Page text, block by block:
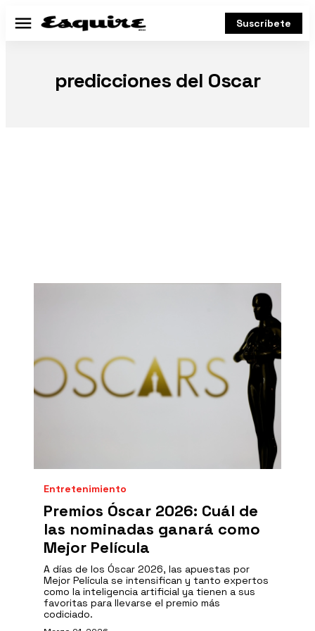
Menú Suscríbete
predicciones del Oscar
Entretenimiento
Premios Óscar 2026: Cuál de
las nominadas ganará como
Mejor Película
A días de los Óscar 2026, las apuestas por
Mejor Película se intensifican y tanto expertos
como la inteligencia artificial ya tienen a sus
favoritas para llevarse el premio más
codiciado.